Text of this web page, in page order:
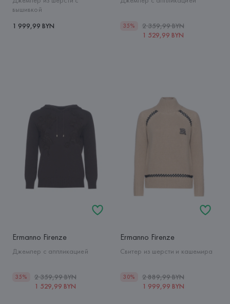
вышивкой
1 999,99 BYN
35%
2 359,99 BYN
1 529,99 BYN
Ermanno Firenze
Джемпер с аппликацией
35%
2 359,99 BYN
1 529,99 BYN
Ermanno Firenze
Свитер из шерсти и кашемира
30%
2 889,99 BYN
1 999,99 BYN